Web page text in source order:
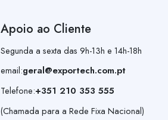
Apoio ao Cliente
Segunda a sexta das 9h-13h e 14h-18h
email:geral@exportech.com.pt
Telefone:+351 210 353 555
(Chamada para a Rede Fixa Nacional)